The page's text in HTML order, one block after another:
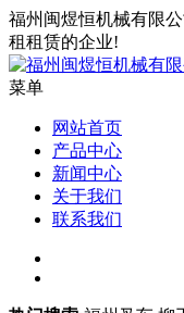
福州闽煜恒机械有限
租租赁的企业!
菜单
网站首页
产品中心
新闻中心
关于我们
联系我们